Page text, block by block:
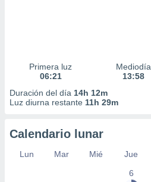
Primera luz
06:21
Mediodía
13:58
Duración del día 14h 12m
Luz diurna restante 11h 29m
Calendario lunar
Lun Mar Mié Jue
6